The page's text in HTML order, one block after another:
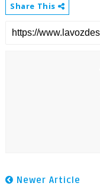
Share This
Newer Article